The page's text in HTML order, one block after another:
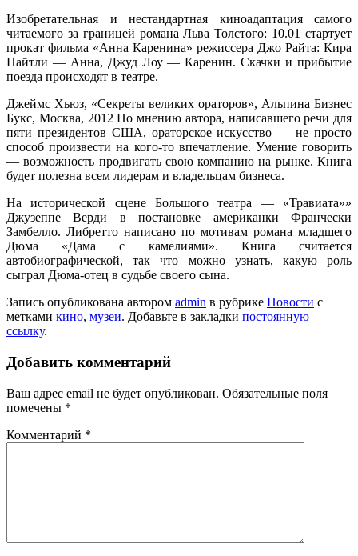
Изобретательная и нестандартная киноадаптация самого
читаемого за границей романа Льва Толстого: 10.01 стартует
прокат фильма «Анна Каренина» режиссера Джо Райта: Кира
Найтли — Анна, Джуд Лоу — Каренин. Скачки и прибытие
поезда происходят в театре.
Джеймс Хьюз, «Секреты великих ораторов», Альпина Бизнес
Букс, Москва, 2012 По мнению автора, написавшего речи для
пяти президентов США, ораторское искусство — не просто
способ произвести на кого-то впечатление. Умение говорить
— возможность продвигать свою компанию на рынке. Книга
будет полезна всем лидерам и владельцам бизнеса.
На исторической сцене Большого театра — «Травиата»»
Джузеппе Верди в постановке американки Франчески
Замбелло. Либретто написано по мотивам романа младшего
Дюма «Дама с камелиями». Книга считается
автобиографической, так что можно узнать, какую роль
сыграл Дюма-отец в судьбе своего сына.
Запись опубликована автором admin в рубрике Новости с
метками кино, музеи. Добавьте в закладки постоянную
ссылку.
Добавить комментарий
Ваш адрес email не будет опубликован. Обязательные поля
помечены *
Комментарий *